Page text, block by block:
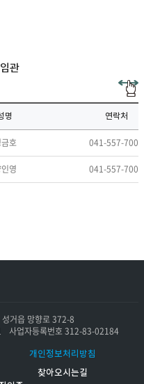
관
명 연락처
호 041-557-7001
영 041-557-7001
거읍 망향로 372-8
사업자등록번호 312-83-02184
개인정보처리방침
찾아오시는길